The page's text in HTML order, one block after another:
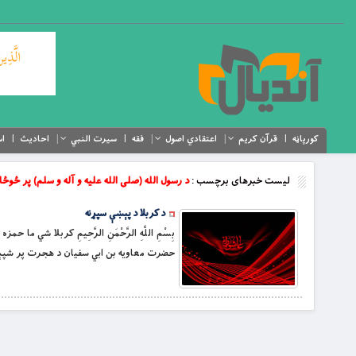
کورپاڼه قرآن کریم اعتقادي اصول فقه سیرت النبي احادیث
لیست خبرهای برچسب :د رسول الله (صلی الله علیه و آله و سلم) پر
د کربلا د پېښې سپړنه
بِسْمِ اللَّهِ الرَّحْمَنِ الرَّحِيمِ کربلا شي ما
حضرت معاويه بن ابي سفيان د هجرت پر